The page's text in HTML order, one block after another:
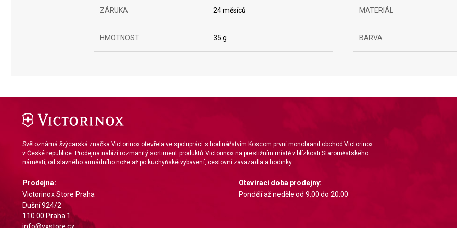
ZÁRUKA 24 měsíců
HMOTNOST 35 g
MATERIÁL
BARVA
Světoznámá švýcarská značka Victorinox otevřela ve spolupráci s hodinářstvím Koscom první monobrand obchod Victorinox
v České republice. Prodejna nabízí rozmanitý sortiment produktů Victorinox na prestižním místě v blízkosti Staroměstského
náměstí; od slavného armádního nože až po kuchyňské vybavení, cestovní zavazadla a hodinky.
Prodejna:
Victorinox Store Praha
Dušní 924/2
110 00 Praha 1
Otevírací doba prodejny:
Pondělí až neděle od 9:00 do 20:00
Measure advertising performance
IAB Special Features:
Identify devices based on information actively requested
Necessary
Performance